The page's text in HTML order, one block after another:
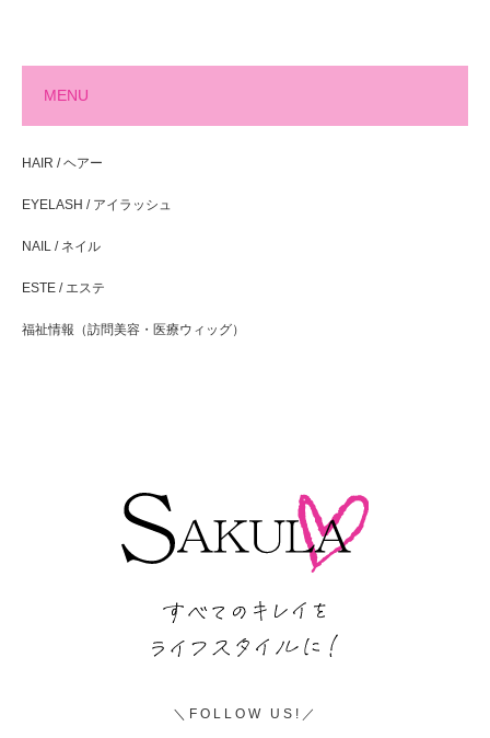
MENU
HAIR / ヘアー
EYELASH / アイラッシュ
NAIL / ネイル
ESTE / エステ
福祉情報（訪問美容・医療ウィッグ）
FOLLOW US!